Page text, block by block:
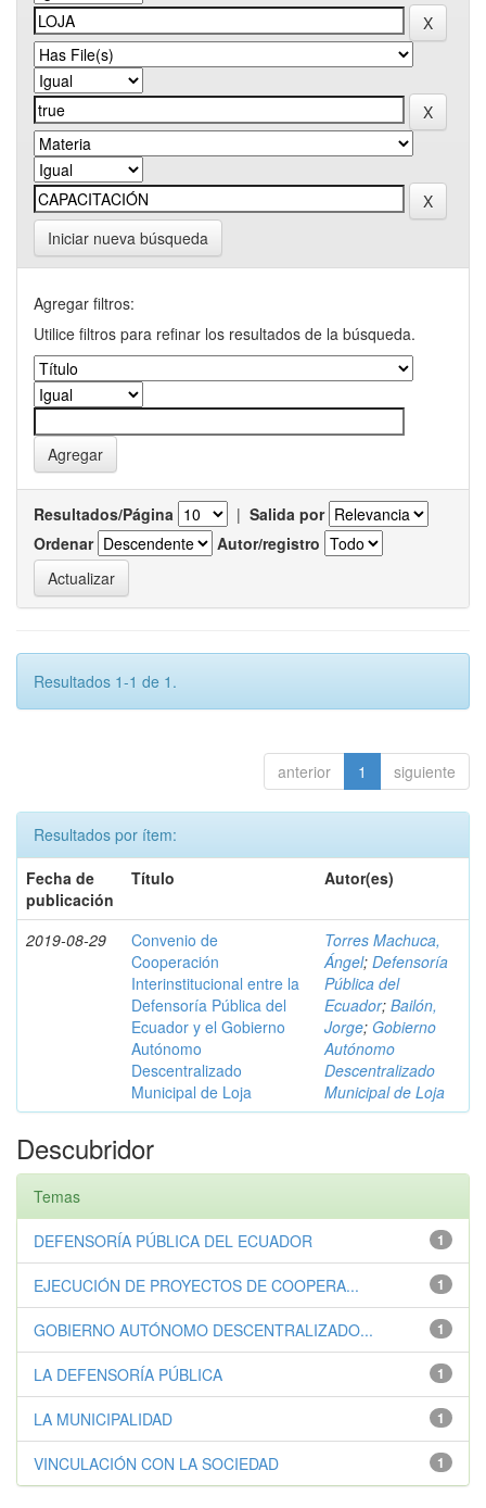
Iniciar nueva búsqueda
Agregar filtros:
Utilice filtros para refinar los resultados de la búsqueda.
Resultados/Página | Salida por
Ordenar
Autor/registro
Resultados 1-1 de 1.
anterior 1 siguiente
Resultados por ítem:
Fecha de
publicación
Título Autor(es)
2019-08-29
Convenio de
Cooperación
Interinstitucional entre la
Defensoría Pública del
Ecuador y el Gobierno
Autónomo
Descentralizado
Municipal de Loja
Torres Machuca,
Ángel; Defensoría
Pública del
Ecuador; Bailón,
Jorge; Gobierno
Autónomo
Descentralizado
Municipal de Loja
Descubridor
Temas
1
DEFENSORÍA PÚBLICA DEL ECUADOR
1
EJECUCIÓN DE PROYECTOS DE COOPERA...
1
GOBIERNO AUTÓNOMO DESCENTRALIZADO...
1
LA DEFENSORÍA PÚBLICA
1
LA MUNICIPALIDAD
1
VINCULACIÓN CON LA SOCIEDAD